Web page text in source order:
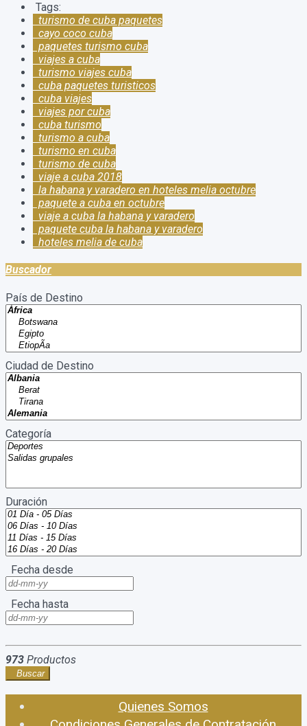
Tags:
turismo de cuba paquetes
cayo coco cuba
paquetes turismo cuba
viajes a cuba
turismo viajes cuba
cuba paquetes turisticos
cuba viajes
viajes por cuba
cuba turismo
turismo a cuba
turismo en cuba
turismo de cuba
viaje a cuba 2018
la habana y varadero en hoteles melia octubre
paquete a cuba en octubre
viaje a cuba la habana y varadero
paquete cuba la habana y varadero
hoteles melia de cuba
Buscador
País de Destino
Ciudad de Destino
Categoría
Duración
Fecha desde
Fecha hasta
973 Productos
Buscar
Quienes Somos